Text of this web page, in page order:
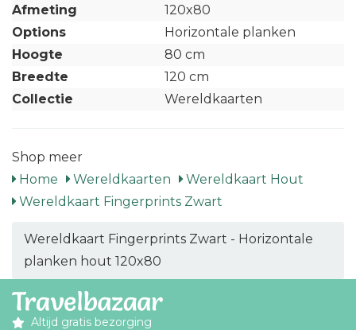
Afmeting
120x80
Options
Horizontale planken
Hoogte
80 cm
Breedte
120 cm
Collectie
Wereldkaarten
Shop meer
Home
Wereldkaarten
Wereldkaart Hout
Wereldkaart Fingerprints Zwart
Wereldkaart Fingerprints Zwart - Horizontale
planken hout 120x80
Altijd gratis bezorging